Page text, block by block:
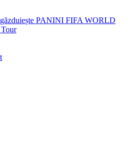
PANINI FIFA WORLD